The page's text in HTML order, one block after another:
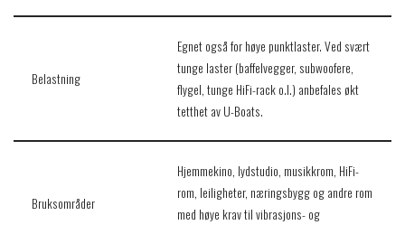
Belastning
Egnet også for høye punktlaster. Ved svært
tunge laster (baffelvegger, subwoofere,
flygel, tunge HiFi-rack o.l.) anbefales økt
tetthet av U-Boats.
Bruksområder
Hjemmekino, lydstudio, musikkrom, HiFi-
rom, leiligheter, næringsbygg og andre rom
med høye krav til vibrasjons- og